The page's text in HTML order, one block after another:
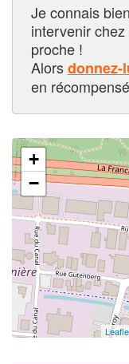
Je connais
intervenir
proche !
Alorsdonnez-
en
+
−